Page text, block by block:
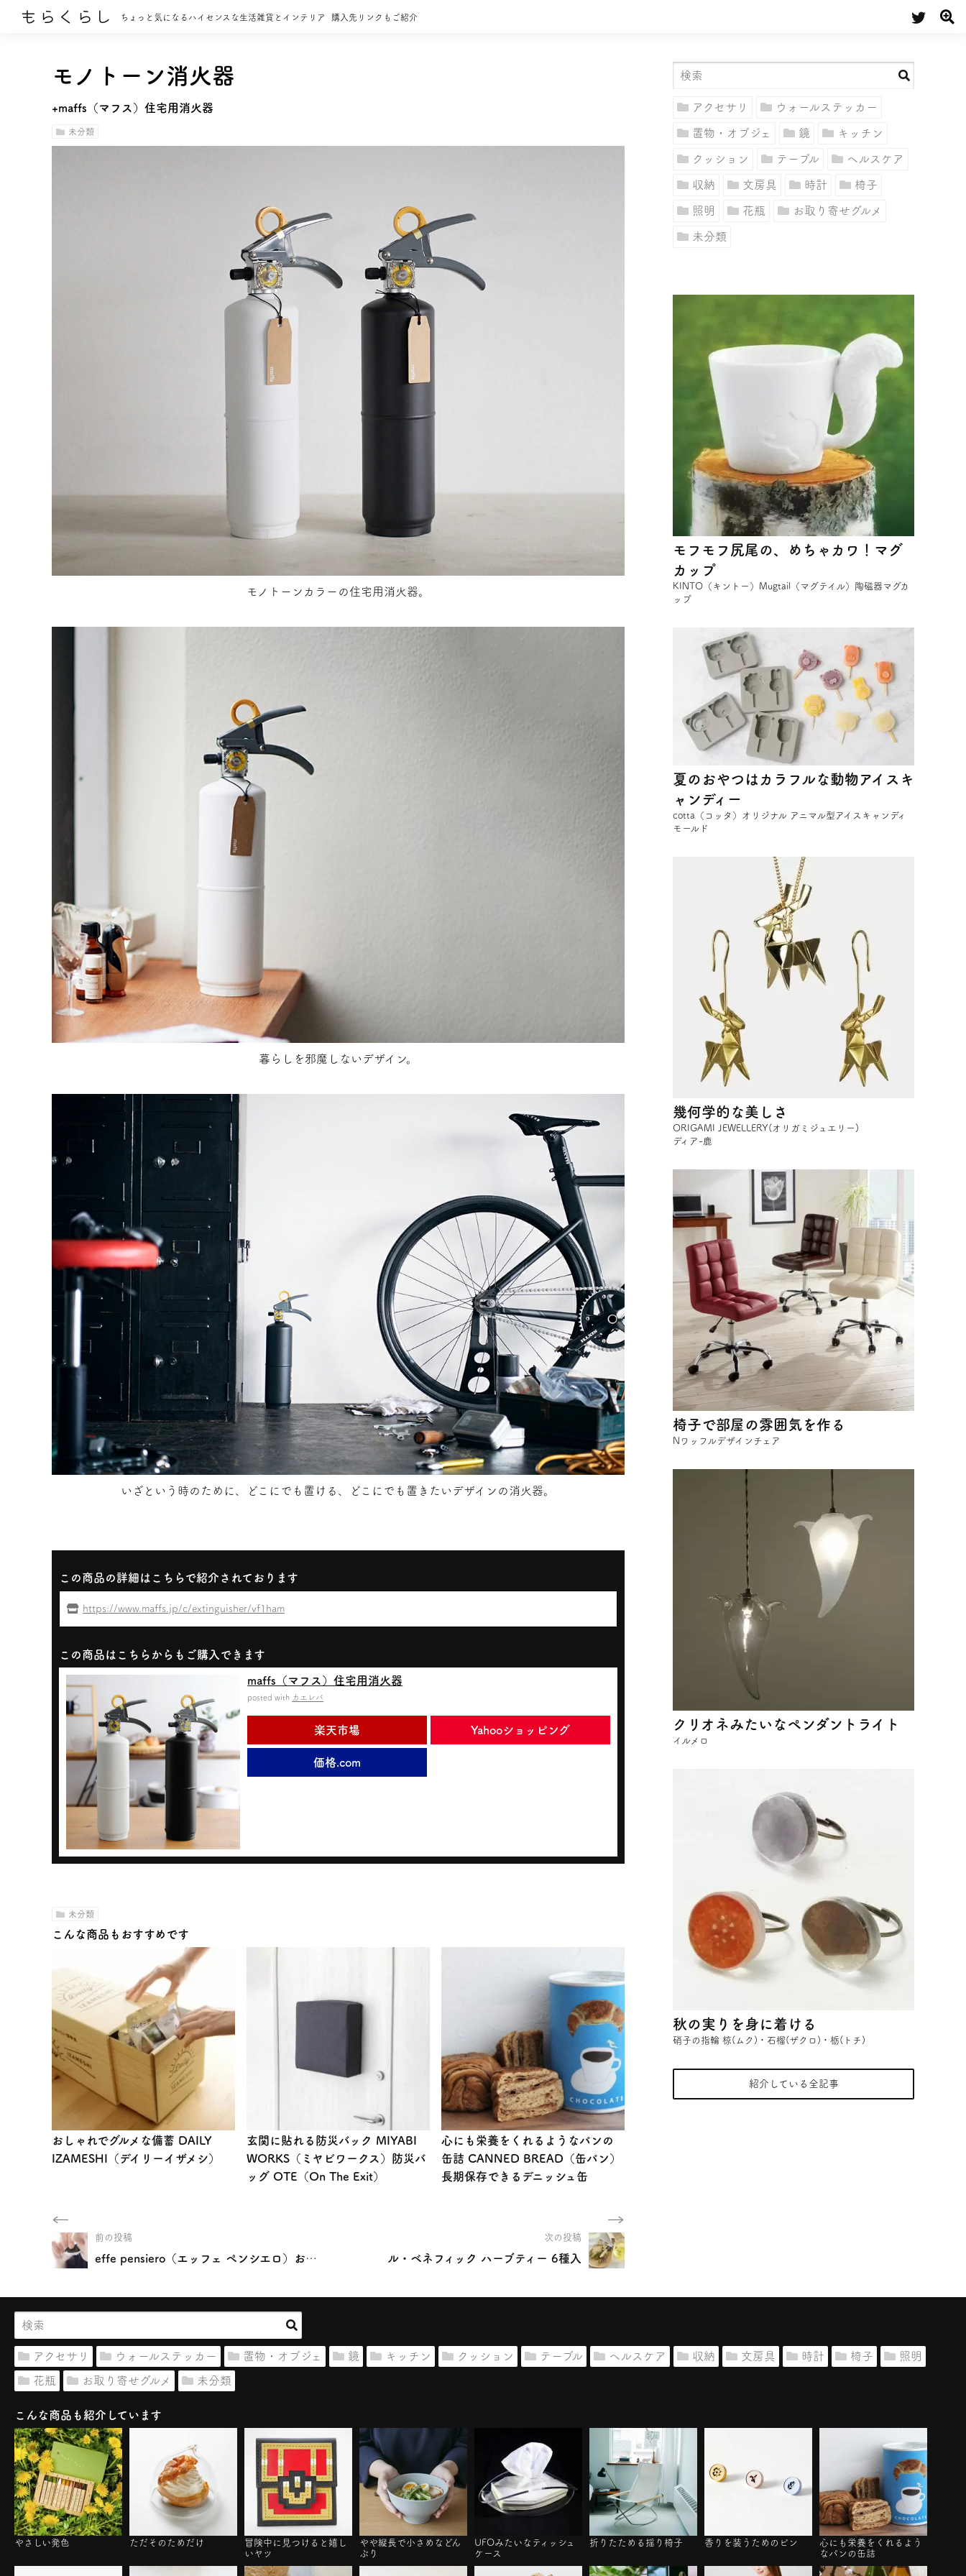
もらくらし ちょっと気になるハイセンスな生活雑貨とインテリア 購入先リンクもご紹介
モノトーン消火器
+maffs（マフス）住宅用消火器
未分類
モノトーンカラーの住宅用消火器。
暮らしを邪魔しないデザイン。
いざという時のために、どこにでも置ける、どこにでも置きたいデザインの消火器。
この商品の詳細はこちらで紹介されております
https://www.maffs.jp/c/extinguisher/vf1ham
この商品はこちらからもご購入できます
maffs（マフス）住宅用消火器
posted with カエレバ
楽天市場 Yahooショッピング
価格.com
未分類
こんな商品もおすすめです
おしゃれでグルメな備蓄 DAILY
IZAMESHI（デイリーイザメシ）
玄関に貼れる防災バック MIYABI
WORKS（ミヤビワークス）防災バ
ッグ OTE（On The Exit）
心にも栄養をくれるようなパンの
缶詰 CANNED BREAD（缶パン）
長期保存できるデニッシュ缶
前の投稿
effe pensiero（エッフェ ペンシエロ）お守りホイッスル
次の投稿
ル・ベネフィック ハーブティー 6種入
アクセサリ ウォールステッカー
置物・オブジェ 鏡 キッチン
クッション テーブル ヘルスケア
収納 文房具 時計 椅子
照明 花瓶 お取り寄せグルメ
未分類
モフモフ尻尾の、めちゃカワ！マグ
カップ
KINTO（キントー）Mugtail（マグテイル）陶磁器マグカ
ップ
夏のおやつはカラフルな動物アイスキ
ャンディー
cotta（コッタ）オリジナル アニマル型アイスキャンディ
モールド
幾何学的な美しさ
ORIGAMI JEWELLERY(オリガミジュエリー)
ディア-鹿
椅子で部屋の雰囲気を作る
Nワッフルデザインチェア
クリオネみたいなペンダントライト
イルメロ
秋の実りを身に着ける
硝子の指輪 椋(ムク)・石榴(ザクロ)・栃(トチ)
紹介している全記事
アクセサリ ウォールステッカー 置物・オブジェ 鏡 キッチン クッション テーブル ヘルスケア 収納 文房具 時計 椅子 照明
花瓶 お取り寄せグルメ 未分類
こんな商品も紹介しています
やさしい発色 ただそのためだけ
冒険中に見つけると嬉し
いヤツ
やや縦長で小さめなどん
ぶり
UFOみたいなティッシュ
ケース
折りたためる揺り椅子 香りを装うためのピン
心にも栄養をくれるよう
なパンの缶詰